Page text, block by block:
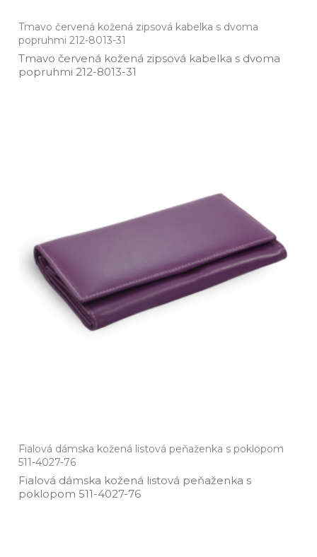
Tmavo červená kožená zipsová kabelka s dvoma
popruhmi 212-8013-31
Tmavo červená kožená zipsová kabelka s dvoma
popruhmi 212­-8013­-31
Fialová dámska kožená listová peňaženka s poklopom
511-4027-76
Fialová dámska kožená listová peňaženka s
poklopom 511­-4027­-76